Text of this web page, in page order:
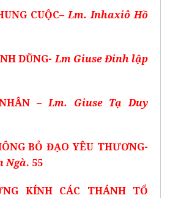
CUỘC– Lm. Inhaxiô Hồ
DŨNG-Lm Giuse Đinh lập
NHÂN –Lm. Giuse Tạ Duy
BỎ ĐẠO YÊU THƯƠNG-
Ngà. 55
KÍNH CÁC THÁNH TỔ